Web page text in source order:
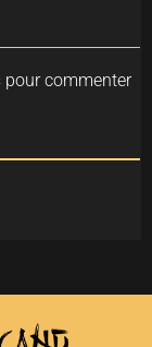
commenter